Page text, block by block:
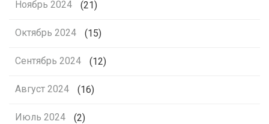
Ноябрь 2024 (21)
Октябрь 2024 (15)
Сентябрь 2024 (12)
Август 2024 (16)
Июль 2024 (2)